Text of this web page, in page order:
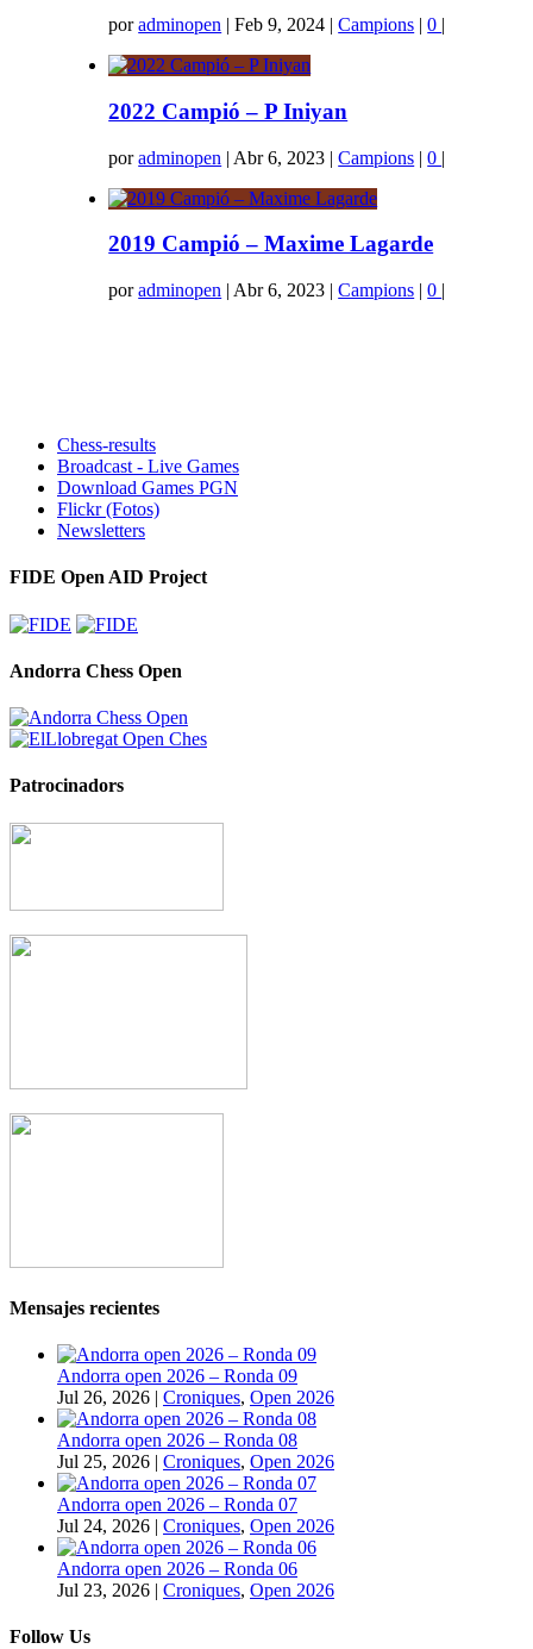
poradminopen |Feb 9, 2024 |Campions |0 |
2022 Campió – P Iniyan
poradminopen | Abr 6, 2023 |Campions |0 |
2019 Campió – Maxime Lagarde
poradminopen | Abr 6, 2023 |Campions |0 |
Chess-results
Broadcast - Live Games
Download Games PGN
Flickr (Fotos)
Newsletters
FIDE Open AID Project
Andorra Chess Open
Patrocinadors
Mensajes recientes
Andorra open 2026 – Ronda 09
Jul 26, 2026 | Croniques, Open 2026
Andorra open 2026 – Ronda 08
Jul 25, 2026 | Croniques, Open 2026
Andorra open 2026 – Ronda 07
Jul 24, 2026 | Croniques, Open 2026
Andorra open 2026 – Ronda 06
Jul 23, 2026 | Croniques, Open 2026
Follow Us